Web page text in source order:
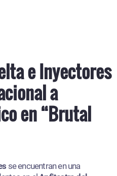
e Inyectores
a
en “Brutal
se encuentran en una